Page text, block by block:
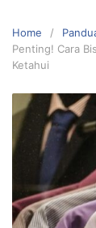
Home
Penting! Cara
Ketahui